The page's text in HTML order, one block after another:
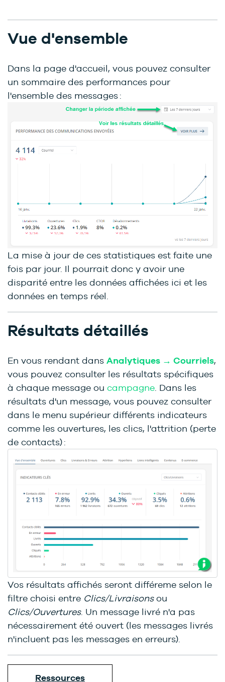
Vue d'ensemble
Dans la page d'accueil, vous pouvez consulter
un sommaire des performances pour
l'ensemble des messages :
La mise à jour de ces statistiques est faite une
fois par jour. Il pourrait donc y avoir une
disparité entre les données affichées ici et les
données en temps réel.
Résultats détaillés
En vous rendant dans Analytiques → Courriels,
vous pouvez consulter les résultats spécifiques
à chaque message ou campagne . Dans les
résultats d'un message, vous pouvez consulter
dans le menu supérieur différents indicateurs
comme les ouvertures, les clics, l'attrition (perte
de contacts) :
Vos résultats affichés seront différeme selon le
filtre choisi entre Clics/Livraisonsou
Clics/Ouvertures. Un message livré n'a pas
nécessairement été ouvert (les messages livrés
n'incluent pas les messages en erreurs).
Ressources